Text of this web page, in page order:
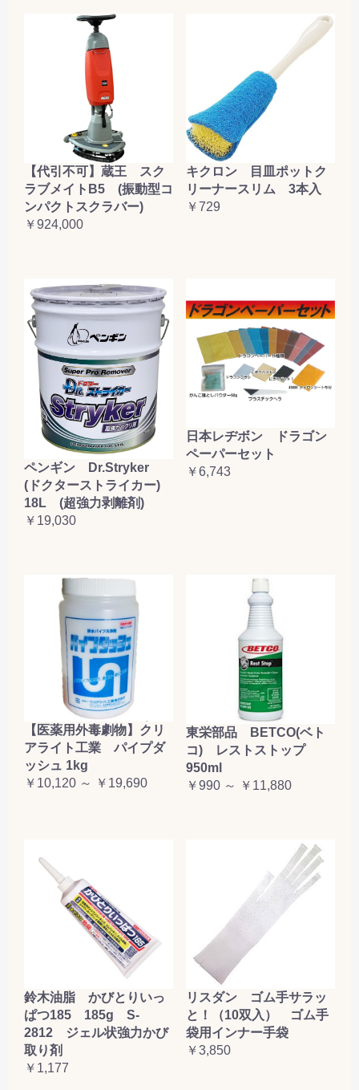
【代引不可】蔵王 スク
ラブメイトB5 (振動型コ
ンパクトスクラバー)
￥924,000
キクロン 目皿ポットク
リーナースリム 3本入
￥729
ペンギン Dr.Stryker
(ドクターストライカー)
18L (超強力剥離剤)
￥19,030
日本レヂボン ドラゴン
ペーパーセット
￥6,743
【医薬用外毒劇物】クリ
アライト工業 パイプダ
ッシュ 1kg
￥10,120 ～ ￥19,690
東栄部品 BETCO(ベト
コ) レストストップ
950ml
￥990 ～ ￥11,880
鈴木油脂 かびとりいっ
ぱつ185 185g S-
2812 ジェル状強力かび
取り剤
￥1,177
リスダン ゴム手サラッ
と！（10双入） ゴム手
袋用インナー手袋
￥3,850